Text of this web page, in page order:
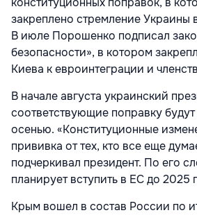
закреплено стремление
В июле Порошенко подписал
безопасности», в котором
Киева к евроинтеграции и
В начале августа украинский
соответствующие поправку
осенью. «Конституционные
прививка от тех, кто все еще
подчеркивал президент. По его
планирует вступить в ЕС до 2025
Крым вошел в состав России по